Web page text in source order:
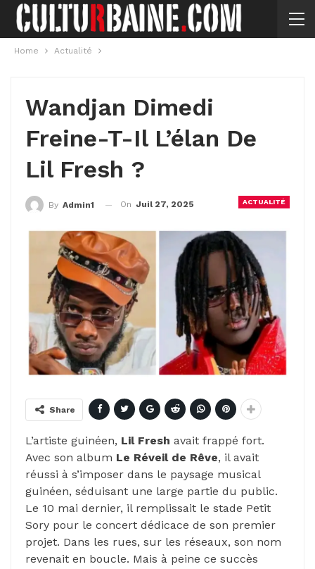
Home Actualité
Wandjan Dimedi
Freine-T-Il L’élan De
Lil Fresh ?
ACTUALITÉ
By Admin1 On Juil 27, 2025
Share
L’artiste guinéen, Lil Fresh avait frappé fort.
Avec son album Le Réveil de Rêve, il avait
réussi à s’imposer dans le paysage musical
guinéen, séduisant une large partie du public.
Le 10 mai dernier, il remplissait le stade Petit
Sory pour le concert dédicace de son premier
projet. Dans les rues, sur les réseaux, son nom
revenait en boucle. Mais à peine ce succès